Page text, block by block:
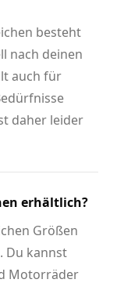
besteht
nach deinen
auch für
daher leider
erhältlich?
Größen
Du kannst
Motorräder